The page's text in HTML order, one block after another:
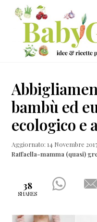
Menu
Passa
contenuto
principale
Passa
laterale
primaria
Passa
ricette
per
famiglie
(quasi)
green
bambù ed
ecologico e
Aggiornato: 14 Novembre
Raffaella-mamma (quasi)
38
SHARES